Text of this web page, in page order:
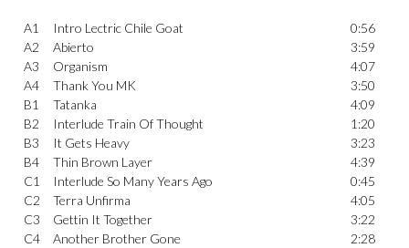
A1 Intro Lectric Chile Goat
0:56
A2
Abierto
3:59
A3
Organism
4:07
A4
Thank You MK
3:50
B1
Tatanka
4:09
B2
Interlude Train Of Thought
1:20
B3
It Gets Heavy
3:23
B4
Thin Brown Layer
4:39
C1
Interlude So Many Years Ago
0:45
C2
Terra Unfirma
4:05
C3
Gettin It Together
3:22
C4
Another Brother Gone
2:28